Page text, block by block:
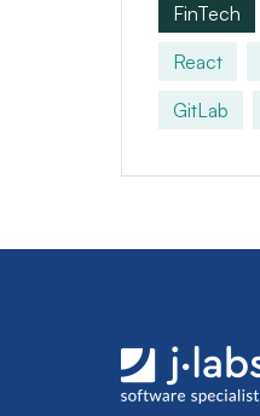
FinTech
React
GitLab